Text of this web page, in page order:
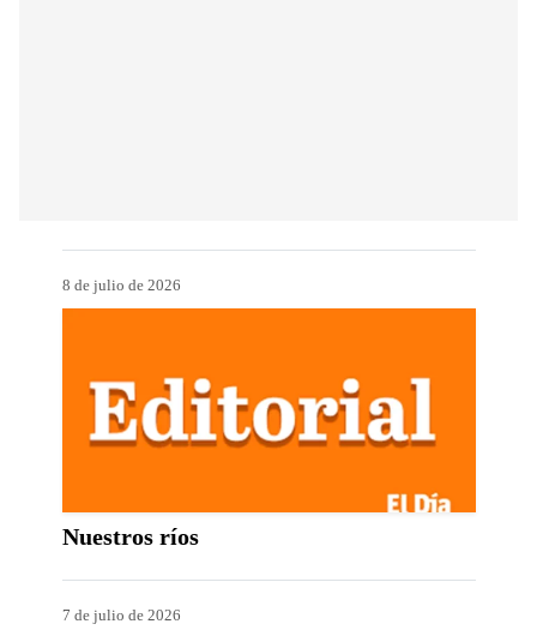
8 de julio de 2026
Nuestros ríos
7 de julio de 2026